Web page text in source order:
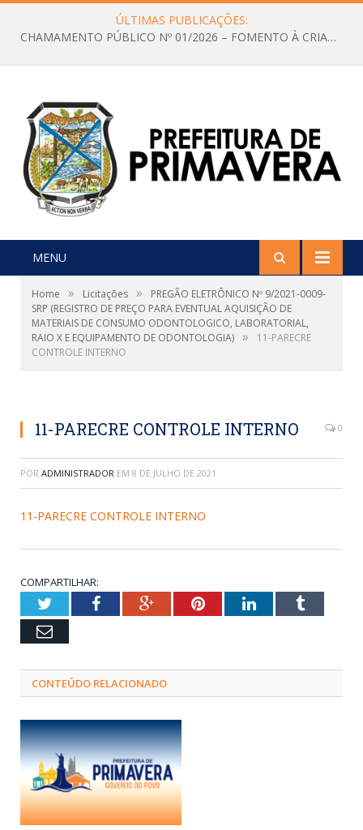
ÚLTIMAS PUBLICAÇÕES:
CHAMAMENTO PÚBLICO Nº 01/2026 – FOMENTO À CRIAÇÃO E A CIRCULAÇÃO DE PRODUÇÕES CULTURAIS – Aldir Blanc
MENU
Home » Licitações »
PREGÃO ELETRÔNICO Nº 9/2021-0009-
SRP (REGISTRO DE PREÇO PARA EVENTUAL AQUISIÇÃO DE
MATERIAIS DE CONSUMO ODONTOLOGICO, LABORATORIAL,
RAIO X E EQUIPAMENTO DE ODONTOLOGIA) »
11-PARECRE
CONTROLE INTERNO
11-PARECRE CONTROLE INTERNO 0
POR ADMINISTRADOR EM 8 DE JULHO DE 2021
11-PARECRE CONTROLE INTERNO
COMPARTILHAR:
TwitterFacebookGoogle+PinterestLinkedInTumblr
Email
CONTEÚDO RELACIONADO